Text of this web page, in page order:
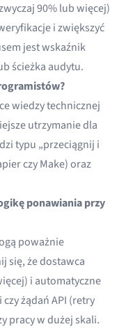
90% lub więcej)
i zwiększyć
jest wskaźnik
ścieżka audytu.
wiedzy technicznej
utrzymanie dla
typu „przeciągnij i
czy Make) oraz
ponawiania przy
poważnie
się, że dostawca
i automatyczne
żądań API (retry
pracy w dużej skali.